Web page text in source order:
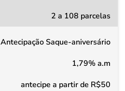
2 a 108 parcelas
Antecipação Saque-aniversário
1,79% a.m
antecipe a partir de R$50